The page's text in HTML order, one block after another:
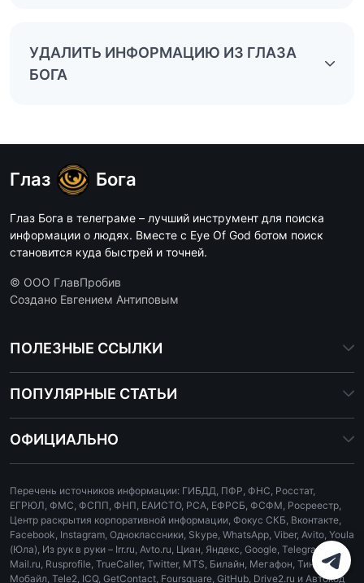
УДАЛИТЬ ИНФОРМАЦИЮ ИЗ ГЛАЗА
БОГА
Глаз Бога
Глаз Бога в телеграме – лучший инструмент для поиска
информации о людях. Вместе с Eye Of God ботом поиск
становится куда быстрей и точней.
© ООО ГлавПробив
Создано Евгением Антиповым
ПОЛЕЗНЫЕ ССЫЛКИ
ПОПУЛЯРНЫЕ СТАТЬИ
ОФИЦИАЛЬНО
Перечень источников информации: ГИБДД, ПФР, ФНС, Росстат,
ЕГРЮЛ, ФМС, ФСПП, ФНП, ЕАИСТО, РСА, ЕФРСБ, ФСФМ, Росреестр,
Центр раскрытия корпоративной информации, Фокус СКБ, Вконтакте,
Facebook, Instagram, Одноклассники, Skype, WhatsApp, Viber, Avito, Youla
(Юла), Из рук в руки – Irr.ru, Avto.ru, Циан, Яндекс, Google, Telegram,
Mail.ru, Rusprofile, TrueCaller, Twitter, MTS, Билайн, Мегафон, Тинькофф
Мобайл, Tele2, ICQ, GetContact, Foursquare, GitHub, Drive2.ru и Автокод